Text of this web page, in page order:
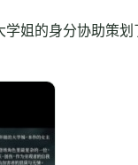
姐的身分协助策划